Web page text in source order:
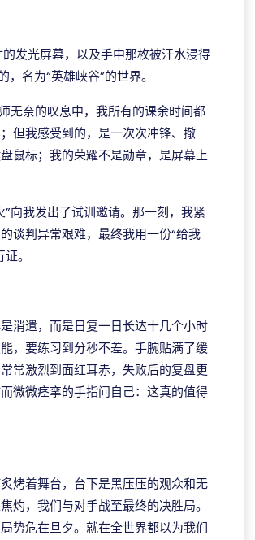
发光屏幕，以及手中那枚被汗水浸得
名为“英雄峡谷”的世界。
无奈的叹息中，我所有的课余时间都
但我感受到的，是一次次冲锋、撤
鼠标；我的荣耀不是勋章，是屏幕上
向我发出了试训邀请。那一刻，我紧
谈判异常艰难，最终我用一份“给我
。
消遣，而是日复一日长达十几个小时
，要练习到分秒不差。手腕贴满了缓
常激烈到面红耳赤，失败后的复盘更
微微痉挛的手指问自己：这真的值得
烤着舞台，台下是黑压压的观众和无
灼，我们与对手战至最终的决胜局。
势危在旦夕。就在全世界都以为我们